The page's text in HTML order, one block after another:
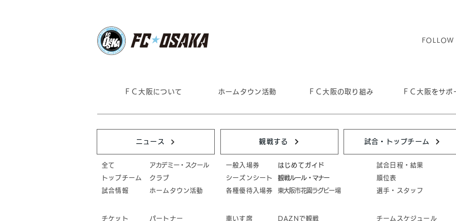
FOLLOW
ＦＣ大阪について ホームタウン活動 ＦＣ大阪の取り組み ＦＣ大阪をサポ
ニュース
全て
トップチーム
試合情報
アカデミー・スクール
クラブ
ホームタウン活動
チケット パートナー
観戦する 試合・トップチーム
一般入場券
シーズンシート
各種優待入場券
はじめてガイド
​観戦ルール・マナー
東大阪市花園ラグビー場
試合日程・結果
順位表
選手・スタッフ
車いす席 DAZNで観戦 チームスケジュール